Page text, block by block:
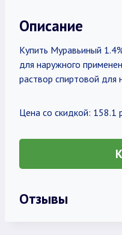
Описание
Купить Муравьиный
для наружного
раствор спиртовой для
Цена со скидкой: 158.1
Отзывы